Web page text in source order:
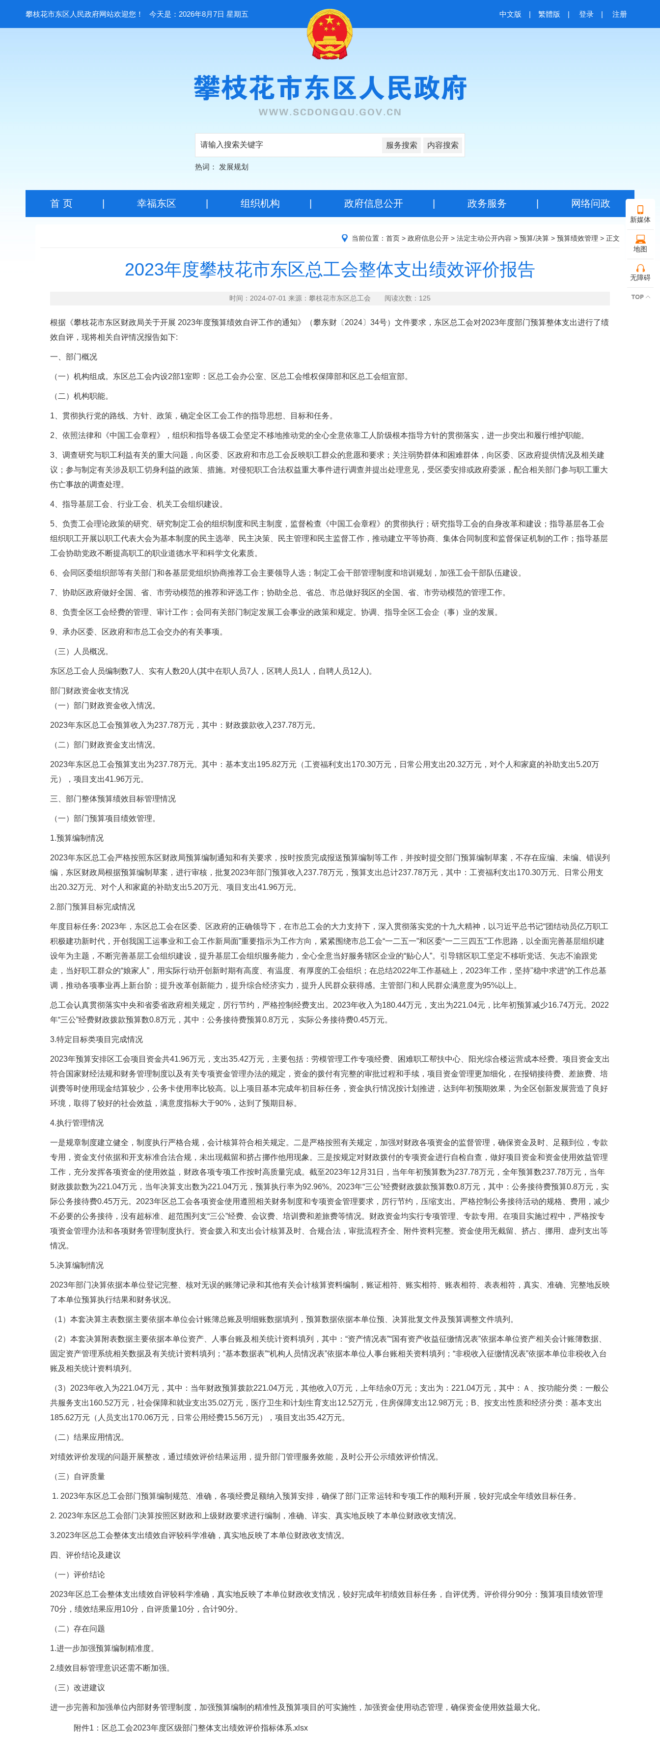
攀枝花市东区人民政府网站欢迎您！ 今天是：2026年8月7日 星期五 中文版 | 繁體版 | 登录 | 注册
服务搜索 内容搜索
热词： 发展规划
新媒体
地图
无障碍
首 页| 幸福东区 组织机构 政府信息公开| 政务服务 网络问政
当前位置： 首页 > 政府信息公开 > 法定主动公开内容 > 预算/决算 > 预算绩效管理 > 正文
2023年度攀枝花市东区总工会整体支出绩效评价报告
时间：2024-07-01 来源：攀枝花市东区总工会 阅读次数： 125
根据《攀枝花市东区财政局关于开展 2023年度预算绩效自评工作的通知》（攀东财〔2024〕34号）文件要求，东区总工会对2023年度部门预算整体支出进行了绩
效自评，现将相关自评情况报告如下:
一、部门概况
（一）机构组成。东区总工会内设2部1室即：区总工会办公室、区总工会维权保障部和区总工会组宣部。
（二）机构职能。
1、贯彻执行党的路线、方针、政策，确定全区工会工作的指导思想、目标和任务。
2、依照法律和《中国工会章程》，组织和指导各级工会坚定不移地推动党的全心全意依靠工人阶级根本指导方针的贯彻落实，进一步突出和履行维护职能。
3、调查研究与职工利益有关的重大问题，向区委、区政府和市总工会反映职工群众的意愿和要求；关注弱势群体和困难群体，向区委、区政府提供情况及相关建
议；参与制定有关涉及职工切身利益的政策、措施。对侵犯职工合法权益重大事件进行调查并提出处理意见，受区委安排或政府委派，配合相关部门参与职工重大
伤亡事故的调查处理。
4、指导基层工会、行业工会、机关工会组织建设。
5、负责工会理论政策的研究、研究制定工会的组织制度和民主制度，监督检查《中国工会章程》的贯彻执行；研究指导工会的自身改革和建设；指导基层各工会
组织职工开展以职工代表大会为基本制度的民主选举、民主决策、民主管理和民主监督工作，推动建立平等协商、集体合同制度和监督保证机制的工作；指导基层
工会协助党政不断提高职工的职业道德水平和科学文化素质。
6、会同区委组织部等有关部门和各基层党组织协商推荐工会主要领导人选；制定工会干部管理制度和培训规划，加强工会干部队伍建设。
7、协助区政府做好全国、省、市劳动模范的推荐和评选工作；协助全总、省总、市总做好我区的全国、省、市劳动模范的管理工作。
8、负责全区工会经费的管理、审计工作；会同有关部门制定发展工会事业的政策和规定。协调、指导全区工会企（事）业的发展。
9、承办区委、区政府和市总工会交办的有关事项。
（三）人员概况。
东区总工会人员编制数7人、实有人数20人(其中在职人员7人，区聘人员1人，自聘人员12人)。
部门财政资金收支情况
（一）部门财政资金收入情况。
2023年东区总工会预算收入为237.78万元，其中：财政拨款收入237.78万元。
（二）部门财政资金支出情况。
2023年东区总工会预算支出为237.78万元。其中：基本支出195.82万元（工资福利支出170.30万元，日常公用支出20.32万元，对个人和家庭的补助支出5.20万
元），项目支出41.96万元。
三、部门整体预算绩效目标管理情况
（一）部门预算项目绩效管理。
1.预算编制情况
2023年东区总工会严格按照东区财政局预算编制通知和有关要求，按时按质完成报送预算编制等工作，并按时提交部门预算编制草案，不存在应编、未编、错误列
编，东区财政局根据预算编制草案，进行审核，批复2023年部门预算收入237.78万元，预算支出总计237.78万元，其中：工资福利支出170.30万元、日常公用支
出20.32万元、对个人和家庭的补助支出5.20万元、项目支出41.96万元。
2.部门预算目标完成情况
年度目标任务: 2023年，东区总工会在区委、区政府的正确领导下，在市总工会的大力支持下，深入贯彻落实党的十九大精神，以习近平总书记“团结动员亿万职工
积极建功新时代，开创我国工运事业和工会工作新局面”重要指示为工作方向，紧紧围绕市总工会“一二五一”和区委“一二三四五”工作思路，以全面完善基层组织建
设年为主题，不断完善基层工会组织建设，提升基层工会组织服务能力，全心全意当好服务辖区企业的“贴心人”。引导辖区职工坚定不移听党话、矢志不渝跟党
走，当好职工群众的“娘家人”，用实际行动开创新时期有高度、有温度、有厚度的工会组织；在总结2022年工作基础上，2023年工作，坚持"稳中求进“的工作总基
调，推动各项事业再上新台阶；提升改革创新能力，提升综合经济实力，提升人民群众获得感。主管部门和人民群众满意度为95%以上。
总工会认真贯彻落实中央和省委省政府相关规定，厉行节约，严格控制经费支出。2023年收入为180.44万元，支出为221.04元，比年初预算减少16.74万元。2022
年“三公”经费财政拨款预算数0.8万元，其中：公务接待费预算0.8万元， 实际公务接待费0.45万元。
3.特定目标类项目完成情况
2023年预算安排区工会项目资金共41.96万元，支出35.42万元，主要包括：劳模管理工作专项经费、困难职工帮扶中心、阳光综合楼运营成本经费。项目资金支出
符合国家财经法规和财务管理制度以及有关专项资金管理办法的规定，资金的拨付有完整的审批过程和手续，项目资金管理更加细化，在报销接待费、差旅费、培
训费等时使用现金结算较少，公务卡使用率比较高。以上项目基本完成年初目标任务，资金执行情况按计划推进，达到年初预期效果，为全区创新发展营造了良好
环境，取得了较好的社会效益，满意度指标大于90%，达到了预期目标。
4.执行管理情况
一是规章制度建立健全，制度执行严格合规，会计核算符合相关规定。二是严格按照有关规定，加强对财政各项资金的监督管理，确保资金及时、足额到位，专款
专用，资金支付依据和开支标准合法合规，未出现截留和挤占挪作他用现象。三是按规定对财政拨付的专项资金进行自检自查，做好项目资金和资金使用效益管理
工作，充分发挥各项资金的使用效益，财政各项专项工作按时高质量完成。截至2023年12月31日，当年年初预算数为237.78万元，全年预算数237.78万元，当年
财政拨款数为221.04万元，当年决算支出数为221.04万元，预算执行率为92.96%。2023年“三公”经费财政拨款预算数0.8万元，其中：公务接待费预算0.8万元，实
际公务接待费0.45万元。2023年区总工会各项资金使用遵照相关财务制度和专项资金管理要求，厉行节约，压缩支出。严格控制公务接待活动的规格、费用，减少
不必要的公务接待，没有超标准、超范围列支“三公”经费、会议费、培训费和差旅费等情况。财政资金均实行专项管理、专款专用。在项目实施过程中，严格按专
项资金管理办法和各项财务管理制度执行。资金拨入和支出会计核算及时、合规合法，审批流程齐全、附件资料完整。资金使用无截留、挤占、挪用、虚列支出等
情况。
5.决算编制情况
2023年部门决算依据本单位登记完整、核对无误的账簿记录和其他有关会计核算资料编制，账证相符、账实相符、账表相符、表表相符，真实、准确、完整地反映
了本单位预算执行结果和财务状况。
（1）本套决算主表数据主要依据本单位会计账簿总账及明细账数据填列，预算数据依据本单位预、决算批复文件及预算调整文件填列。
（2）本套决算附表数据主要依据本单位资产、人事台账及相关统计资料填列，其中：“资产情况表”“国有资产收益征缴情况表”依据本单位资产相关会计账簿数据、
固定资产管理系统相关数据及有关统计资料填列；“基本数据表”“机构人员情况表”依据本单位人事台账相关资料填列；“非税收入征缴情况表”依据本单位非税收入台
账及相关统计资料填列。
（3）2023年收入为221.04万元，其中：当年财政预算拨款221.04万元，其他收入0万元，上年结余0万元；支出为：221.04万元，其中：Ａ、按功能分类：一般公
共服务支出160.52万元，社会保障和就业支出35.02万元，医疗卫生和计划生育支出12.52万元，住房保障支出12.98万元；B、按支出性质和经济分类：基本支出
185.62万元（人员支出170.06万元，日常公用经费15.56万元），项目支出35.42万元。
（二）结果应用情况。
对绩效评价发现的问题开展整改，通过绩效评价结果运用，提升部门管理服务效能，及时公开公示绩效评价情况。
（三）自评质量
1. 2023年东区总工会部门预算编制规范、准确，各项经费足额纳入预算安排，确保了部门正常运转和专项工作的顺利开展，较好完成全年绩效目标任务。
2. 2023年东区总工会部门决算按照区财政和上级财政要求进行编制，准确、详实、真实地反映了本单位财政收支情况。
3.2023年区总工会整体支出绩效自评较科学准确，真实地反映了本单位财政收支情况。
四、评价结论及建议
（一）评价结论
2023年区总工会整体支出绩效自评较科学准确，真实地反映了本单位财政收支情况，较好完成年初绩效目标任务，自评优秀。评价得分90分：预算项目绩效管理
70分，绩效结果应用10分，自评质量10分，合计90分。
（二）存在问题
1.进一步加强预算编制精准度。
2.绩效目标管理意识还需不断加强。
（三）改进建议
进一步完善和加强单位内部财务管理制度，加强预算编制的精准性及预算项目的可实施性，加强资金使用动态管理，确保资金使用效益最大化。
附件1：区总工会2023年度区级部门整体支出绩效评价指标体系.xlsx